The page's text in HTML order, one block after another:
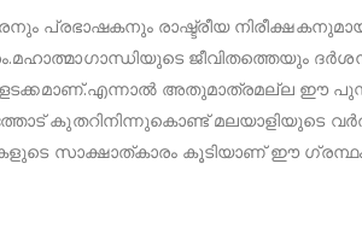
പ്രഭാഷകനും രാഷ്ട്രീയ
ജീവിതത്തെയും
അതുമാത്രമല്ല ഈ
കുതറിനിന്നുകൊണ്ട് മലയാളിയുടെ
സാക്ഷാത്കാരം കൂടിയാണ് ഈ